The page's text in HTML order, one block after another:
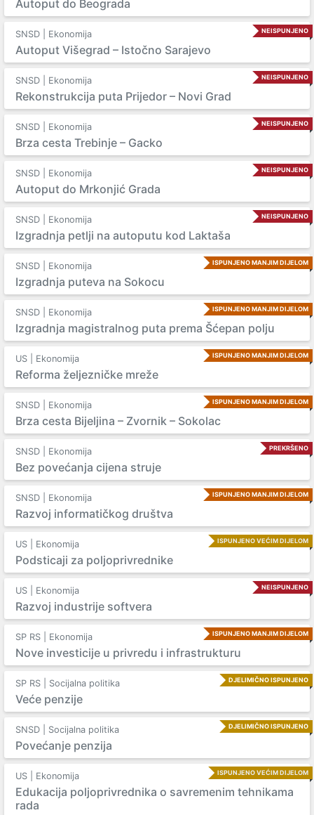
Autoput do Beograda
NEISPUNJENO
SNSD | Ekonomija
Autoput Višegrad – Istočno Sarajevo
NEISPUNJENO
SNSD | Ekonomija
Rekonstrukcija puta Prijedor – Novi Grad
NEISPUNJENO
SNSD | Ekonomija
Brza cesta Trebinje – Gacko
NEISPUNJENO
SNSD | Ekonomija
Autoput do Mrkonjić Grada
NEISPUNJENO
SNSD | Ekonomija
Izgradnja petlji na autoputu kod Laktaša
ISPUNJENO MANJIM DIJELOM
SNSD | Ekonomija
Izgradnja puteva na Sokocu
ISPUNJENO MANJIM DIJELOM
SNSD | Ekonomija
Izgradnja magistralnog puta prema Šćepan polju
ISPUNJENO MANJIM DIJELOM
US | Ekonomija
Reforma željezničke mreže
ISPUNJENO MANJIM DIJELOM
SNSD | Ekonomija
Brza cesta Bijeljina – Zvornik – Sokolac
PREKRŠENO
SNSD | Ekonomija
Bez povećanja cijena struje
ISPUNJENO MANJIM DIJELOM
SNSD | Ekonomija
Razvoj informatičkog društva
ISPUNJENO VEĆIM DIJELOM
US | Ekonomija
Podsticaji za poljoprivrednike
NEISPUNJENO
US | Ekonomija
Razvoj industrije softvera
ISPUNJENO MANJIM DIJELOM
SP RS | Ekonomija
Nove investicije u privredu i infrastrukturu
DJELIMIČNO ISPUNJENO
SP RS | Socijalna politika
Veće penzije
DJELIMIČNO ISPUNJENO
SNSD | Socijalna politika
Povećanje penzija
ISPUNJENO VEĆIM DIJELOM
US | Ekonomija
Edukacija poljoprivrednika o savremenim tehnikama
rada